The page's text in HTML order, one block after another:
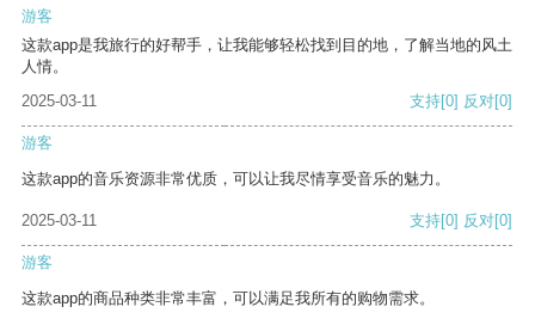
游客
这款app是我旅行的好帮手，让我能够轻松找到目的地，了解当地的风土
人情。
2025-03-11
支持[0] 反对[0]
游客
这款app的音乐资源非常优质，可以让我尽情享受音乐的魅力。
2025-03-11 支持[0] 反对[0]
游客
这款app的商品种类非常丰富，可以满足我所有的购物需求。